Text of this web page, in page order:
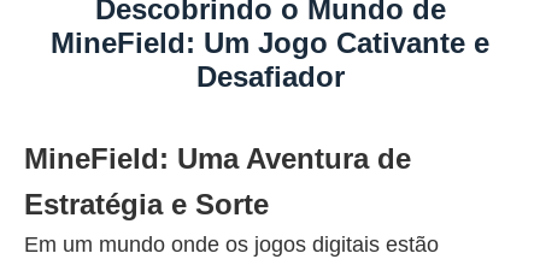
Descobrindo o Mundo de
MineField: Um Jogo Cativante e
Desafiador
MineField: Uma Aventura de
Estratégia e Sorte
Em um mundo onde os jogos digitais estão